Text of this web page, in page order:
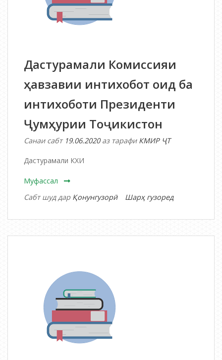
Дастурамали Комиссияи
ҳавзавии интихобот оид ба
интихоботи Президенти
Ҷумҳурии Тоҷикистон
Санаи сабт 19.06.2020аз тарафи КМИР ҶТ
Дастурамали КХИ
Муфассал
Сабт шуд дар Қонунгузорӣ Шарҳ гузореддар
Комиссияи
ҳавзавии